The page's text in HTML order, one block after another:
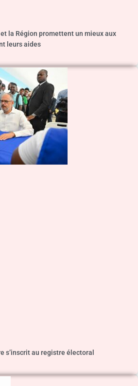
la Région promettent un mieux aux
leurs aides
s’inscrit au registre électoral